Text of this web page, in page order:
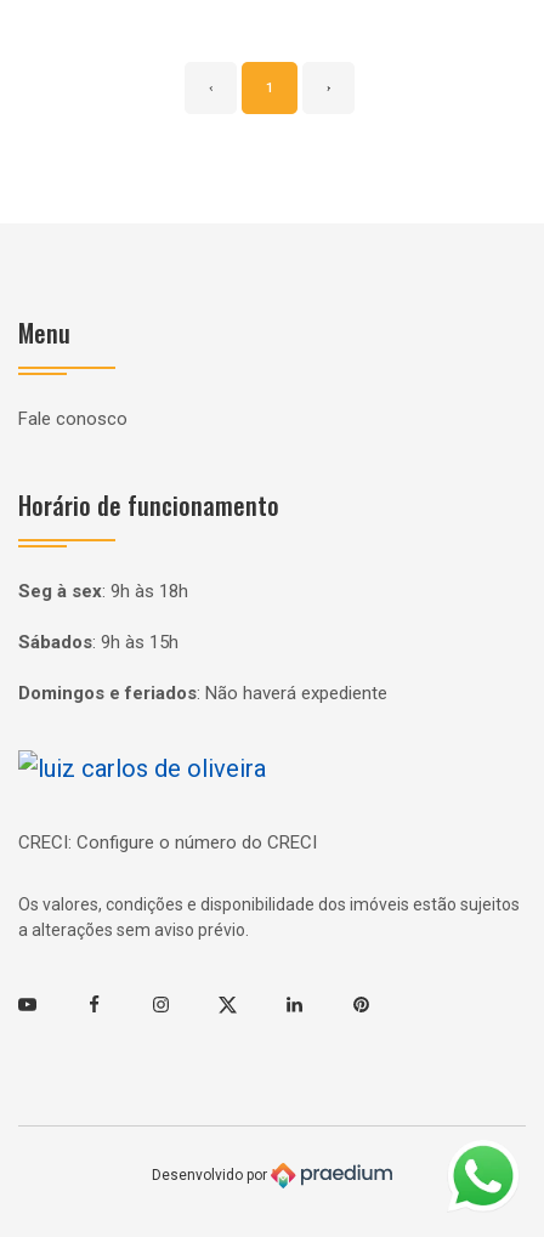
‹ 1 ›
Menu
Fale conosco
Horário de funcionamento
Seg à sex: 9h às 18h
Sábados: 9h às 15h
Domingos e feriados: Não haverá expediente
Página inicial
CRECI: Configure o número do CRECI
Os valores, condições e disponibilidade dos imóveis estão sujeitos
a alterações sem aviso prévio.
Youtube FacebookInstagramTwitter Linkedin Pinterest
Desenvolvido por